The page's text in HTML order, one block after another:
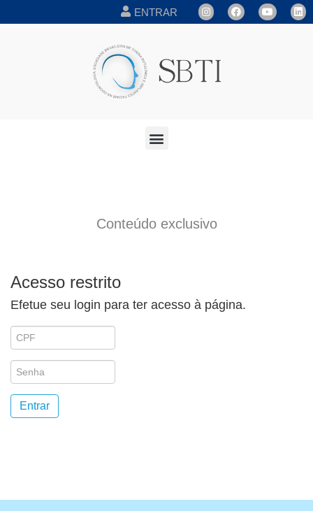
ENTRAR
Conteúdo exclusivo
Acesso restrito
Efetue seu login para ter acesso à página.
CPF
Senha
Entrar